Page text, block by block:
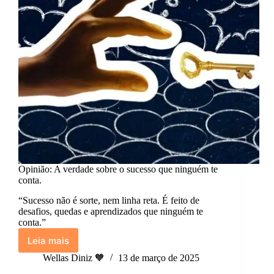
Opinião: A verdade sobre o sucesso que ninguém te
conta.
“Sucesso não é sorte, nem linha reta. É feito de
desafios, quedas e aprendizados que ninguém te
conta.”
Leia mais
Opinião:
A
Wellas Diniz 🧡 13 de março de 2025